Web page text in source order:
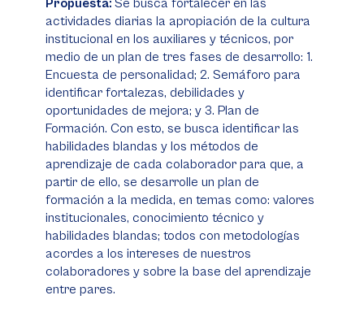
Propuesta: Se busca fortalecer en las
actividades diarias la apropiación de la cultura
institucional en los auxiliares y técnicos, por
medio de un plan de tres fases de desarrollo: 1.
Encuesta de personalidad; 2. Semáforo para
identificar fortalezas, debilidades y
oportunidades de mejora; y 3. Plan de
Formación. Con esto, se busca identificar las
habilidades blandas y los métodos de
aprendizaje de cada colaborador para que, a
partir de ello, se desarrolle un plan de
formación a la medida, en temas como: valores
institucionales, conocimiento técnico y
habilidades blandas; todos con metodologías
acordes a los intereses de nuestros
colaboradores y sobre la base del aprendizaje
entre pares.